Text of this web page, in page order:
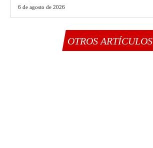
6 de agosto de 2026
OTROS ARTÍCULOS